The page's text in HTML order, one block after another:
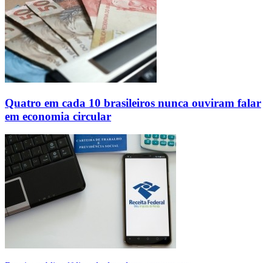
Quatro em cada 10 brasileiros nunca ouviram falar
em economia circular